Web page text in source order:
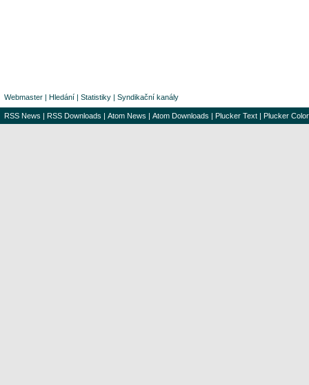
Webmaster | Hledání | Statistiky | Syndikační kanály
RSS News | RSS Downloads | Atom News | Atom Downloads | Plucker Text | Plucker Color